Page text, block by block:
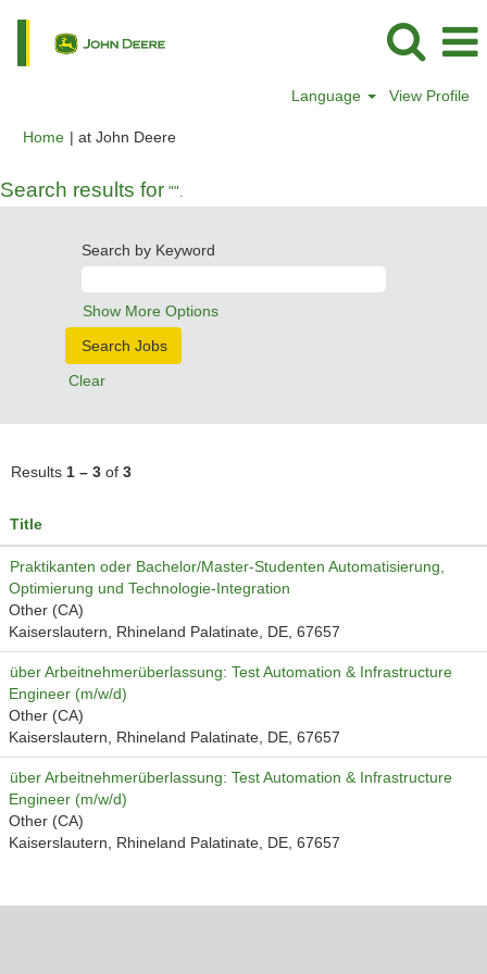
Language View Profile
Home | at John Deere(current
Search results for "".
Search by Keyword
Show More Options
Clear
Results 1 – 3 of 3
Title
Praktikanten oder Bachelor/Master-Studenten Automatisierung,
Optimierung und Technologie-Integration
Other (CA)
Kaiserslautern, Rhineland Palatinate, DE, 67657
über Arbeitnehmerüberlassung: Test Automation & Infrastructure
Engineer (m/w/d)
Other (CA)
Kaiserslautern, Rhineland Palatinate, DE, 67657
über Arbeitnehmerüberlassung: Test Automation & Infrastructure
Engineer (m/w/d)
Other (CA)
Kaiserslautern, Rhineland Palatinate, DE, 67657